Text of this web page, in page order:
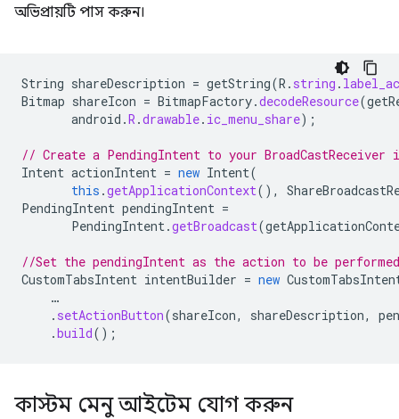
অভিপ্রায়টি পাস করুন।
String shareDescription = getString(R . string .
Bitmap shareIcon = BitmapFactory.decodeResource(
android .R .drawable. ic_menu_share);
// Create a PendingIntent to your BroadCastReceiver
Intent actionIntent = new Intent(
this .getApplicationContext(),
PendingIntent pendingIntent =
PendingIntent.getBroadcast(
//Set the pendingIntent as the action to be
CustomTabsIntent intentBuilder = new
…
. setActionButton(shareIcon, shareDescription,
.build();
কাস্টম মেনু আইটেম যোগ করুন